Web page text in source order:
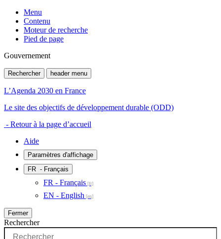
Menu
Contenu
Moteur de recherche
Pied de page
Gouvernement
Rechercher header menu
L’Agenda 2030 en France
Le site des objectifs de développement durable (ODD)
- Retour à la page d’accueil
Aide
Paramètres d'affichage
FR - Français
FR - Français
EN - English
Fermer
Rechercher